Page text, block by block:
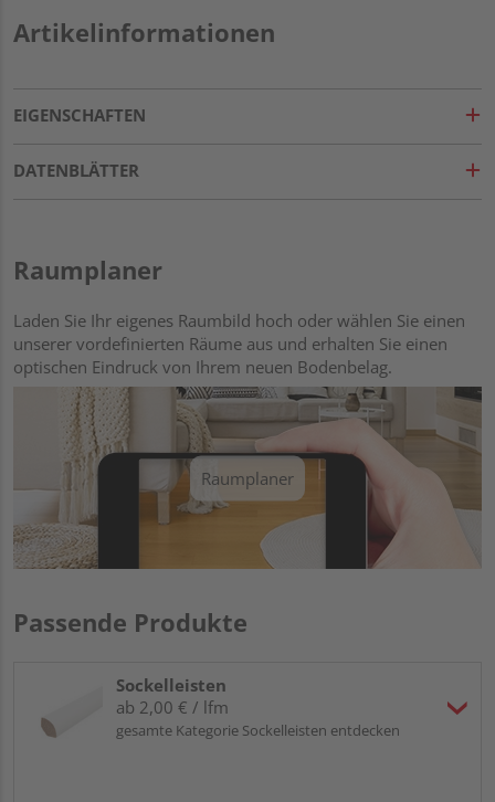
Artikelinformationen
EIGENSCHAFTEN
DATENBLÄTTER
Raumplaner
Laden Sie Ihr eigenes Raumbild hoch oder wählen Sie einen
unserer vordefinierten Räume aus und erhalten Sie einen
optischen Eindruck von Ihrem neuen Bodenbelag.
Raumplaner
Passende Produkte
Sockelleisten
ab 2,00 € / lfm
gesamte Kategorie Sockelleisten entdecken